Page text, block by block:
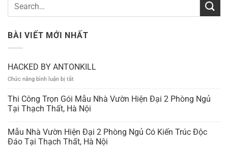
BÀI VIẾT MỚI NHẤT
HACKED BY ANTONKILL
Chức năng bình luận bị tắt
BY
ANTONKILL
Thi Công Trọn Gói Mẫu Nhà Vườn Hiện Đại 2 Phòng Ngủ
Tại Thạch Thất, Hà Nội
Mẫu Nhà Vườn Hiện Đại 2 Phòng Ngủ Có Kiến Trúc Độc
Đáo Tại Thạch Thất, Hà Nội